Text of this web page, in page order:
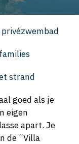
strand
goed als je
eigen
apart. Je
de “Villa